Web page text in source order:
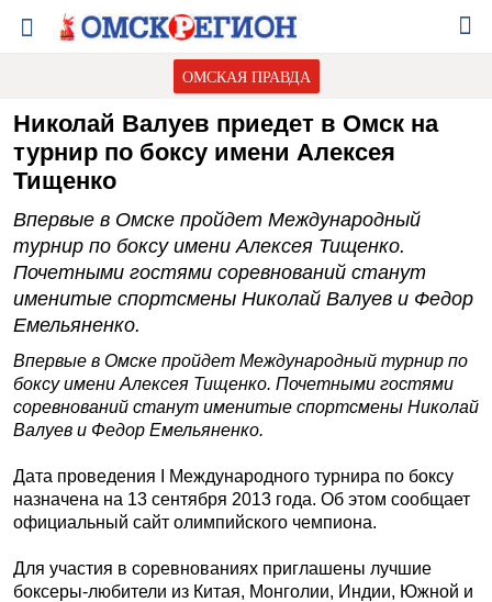
ОМСКАЯ ПРАВДА
Николай Валуев приедет в Омск на
турнир по боксу имени Алексея
Тищенко
Впервые в Омске пройдет Международный
турнир по боксу имени Алексея Тищенко.
Почетными гостями соревнований станут
именитые спортсмены Николай Валуев и Федор
Емельяненко.
Впервые в Омске пройдет Международный турнир по
боксу имени Алексея Тищенко. Почетными гостями
соревнований станут именитые спортсмены Николай
Валуев и Федор Емельяненко.
Дата проведения I Международного турнира по боксу
назначена на 13 сентября 2013 года. Об этом сообщает
официальный сайт олимпийского чемпиона.
Для участия в соревнованиях приглашены лучшие
боксеры-любители из Китая, Монголии, Индии, Южной и